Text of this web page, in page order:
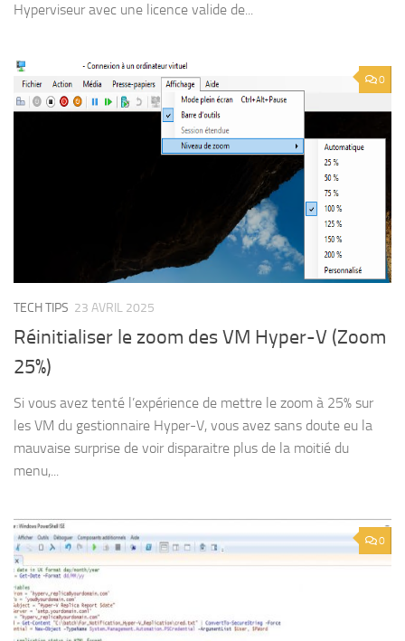
Hyperviseur avec une licence valide de...
0
TECH TIPS 23 AVRIL 2025
Réinitialiser le zoom des VM Hyper-V (Zoom
25%)
Si vous avez tenté l’expérience de mettre le zoom à 25% sur
les VM du gestionnaire Hyper-V, vous avez sans doute eu la
mauvaise surprise de voir disparaitre plus de la moitié du
menu,...
0